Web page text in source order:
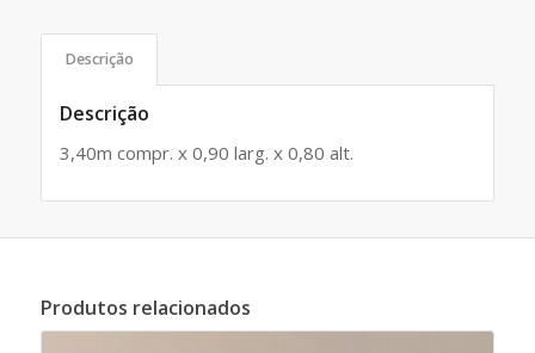
Descrição
Descrição
3,40m compr. x 0,90 larg. x 0,80 alt.
Produtos relacionados